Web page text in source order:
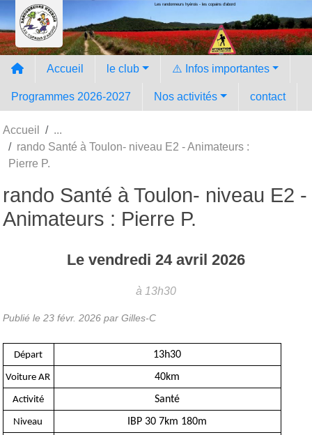
Les randonneurs hyèrois - les copains d'abord
Accueil le club ⚠️ Infos importantes
Programmes 2026-2027 Nos activités contact
Accueil
rando Santé à Toulon- niveau E2 - Animateurs :
Pierre P.
rando Santé à Toulon- niveau E2 -
Animateurs : Pierre P.
Le vendredi 24 avril 2026
à 13h30
Publié le 23 févr. 2026 par Gilles-C
Départ 13h30
Voiture AR 40km
Activité Santé
Niveau IBP 30 7km 180m
Panneau de gestion des cookies